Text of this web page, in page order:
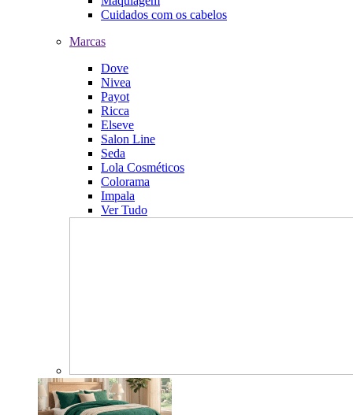
Cuidados com os cabelos
Marcas
Dove
Nivea
Payot
Ricca
Elseve
Salon Line
Seda
Lola Cosméticos
Colorama
Impala
Ver Tudo